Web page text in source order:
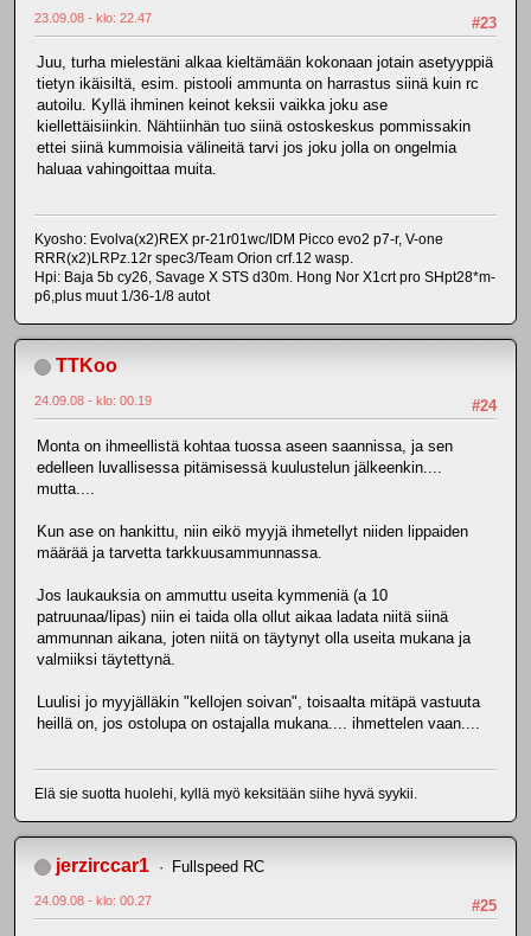
#23
23.09.08 - klo: 22.47
Juu, turha mielestäni alkaa kieltämään kokonaan jotain asetyyppiä
tietyn ikäisiltä, esim. pistooli ammunta on harrastus siinä kuin rc
autoilu. Kyllä ihminen keinot keksii vaikka joku ase
kiellettäisiinkin. Nähtiinhän tuo siinä ostoskeskus pommissakin
ettei siinä kummoisia välineitä tarvi jos joku jolla on ongelmia
haluaa vahingoittaa muita.
Kyosho: Evolva(x2)REX pr-21r01wc/IDM Picco evo2 p7-r, V-one
RRR(x2)LRPz.12r spec3/Team Orion crf.12 wasp.
Hpi: Baja 5b cy26, Savage X STS d30m. Hong Nor X1crt pro SHpt28*m-
p6,plus muut 1/36-1/8 autot
TTKoo
#24
24.09.08 - klo: 00.19
Monta on ihmeellistä kohtaa tuossa aseen saannissa, ja sen
edelleen luvallisessa pitämisessä kuulustelun jälkeenkin....
mutta....
Kun ase on hankittu, niin eikö myyjä ihmetellyt niiden lippaiden
määrää ja tarvetta tarkkuusammunnassa.
Jos laukauksia on ammuttu useita kymmeniä (a 10
patruunaa/lipas) niin ei taida olla ollut aikaa ladata niitä siinä
ammunnan aikana, joten niitä on täytynyt olla useita mukana ja
valmiiksi täytettynä.
Luulisi jo myyjälläkin "kellojen soivan", toisaalta mitäpä vastuuta
heillä on, jos ostolupa on ostajalla mukana.... ihmettelen vaan....
Elä sie suotta huolehi, kyllä myö keksitään siihe hyvä syykii.
jerzirccar1 Fullspeed RC
#25
24.09.08 - klo: 00.27